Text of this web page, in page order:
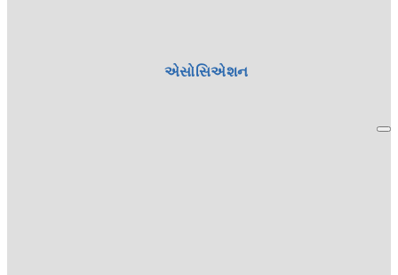
એસોસિએશન